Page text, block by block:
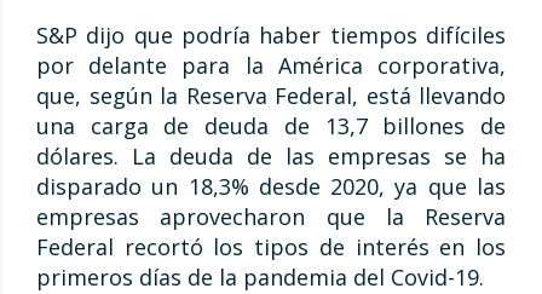
S&P dijo que podría haber tiempos difíciles
por delante para la América corporativa,
que, según la Reserva Federal, está llevando
una carga de deuda de 13,7 billones de
dólares. La deuda de las empresas se ha
disparado un 18,3% desde 2020, ya que las
empresas aprovecharon que la Reserva
Federal recortó los tipos de interés en los
primeros días de la pandemia del Covid-19.